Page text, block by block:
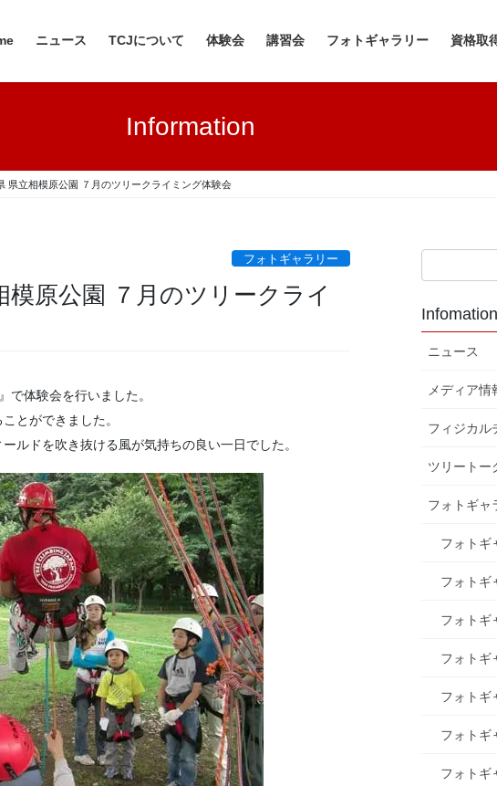
ニュース TCJについて 体験会 講習会 フォトギャラリー 資格取
Information
県立相模原公園 ７月のツリークライミング体験会
フォトギャラリー
模原公園 ７月のツリークライ
で体験会を行いました。
とができました。
ドを吹き抜ける風が気持ちの良い一日でした。
Infomation
ニュース
メディア情
フィジカル
ツリートー
フォトギャ
フォトギ
フォトギ
フォトギ
フォトギ
フォトギ
フォトギ
フォトギ